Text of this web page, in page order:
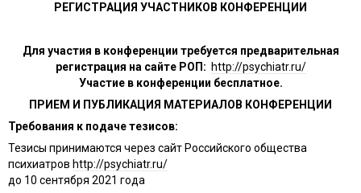
РЕГИСТРАЦИЯ УЧАСТНИКОВ КОНФЕРЕНЦИИ
Для участия в конференции требуется предварительная
регистрация на сайте РОП: http://psychiatr.ru/
Участие в конференции бесплатное.
ПРИЕМ И ПУБЛИКАЦИЯ МАТЕРИАЛОВ КОНФЕРЕНЦИИ
Требования к подаче тезисов:
Тезисы принимаются через сайт Российского общества
психиатров http://psychiatr.ru/
до 10 сентября 2021 года